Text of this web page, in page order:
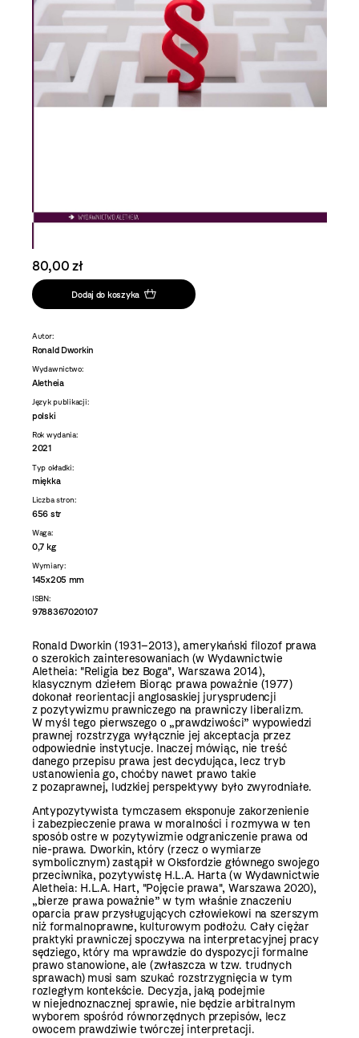
80,00 zł
Dodaj do koszyka
Autor:
Ronald Dworkin
Wydawnictwo:
Aletheia
Język publikacji:
polski
Rok wydania:
2021
Typ okładki:
miękka
Liczba stron:
656 str
Waga:
0,7 kg
Wymiary:
145x205 mm
ISBN:
9788367020107
Ronald Dworkin (1931–2013), amerykański filozof prawa
o szerokich zainteresowaniach (w Wydawnictwie
Aletheia: "Religia bez Boga", Warszawa 2014),
klasycznym dziełem Biorąc prawa poważnie (1977)
dokonał reorientacji anglosaskiej jurysprudencji
z pozytywizmu prawniczego na prawniczy liberalizm.
W myśl tego pierwszego o „prawdziwości” wypowiedzi
prawnej rozstrzyga wyłącznie jej akceptacja przez
odpowiednie instytucje. Inaczej mówiąc, nie treść
danego przepisu prawa jest decydująca, lecz tryb
ustanowienia go, choćby nawet prawo takie
z pozaprawnej, ludzkiej perspektywy było zwyrodniałe.
Antypozytywista tymczasem eksponuje zakorzenienie
i zabezpieczenie prawa w moralności i rozmywa w ten
sposób ostre w pozytywizmie odgraniczenie prawa od
nie-prawa. Dworkin, który (rzecz o wymiarze
symbolicznym) zastąpił w Oksfordzie głównego swojego
przeciwnika, pozytywistę H.L.A. Harta (w Wydawnictwie
Aletheia: H.L.A. Hart, "Pojęcie prawa", Warszawa 2020),
„bierze prawa poważnie” w tym właśnie znaczeniu
oparcia praw przysługujących człowiekowi na szerszym
niż formalnoprawne, kulturowym podłożu. Cały ciężar
praktyki prawniczej spoczywa na interpretacyjnej pracy
sędziego, który ma wprawdzie do dyspozycji formalne
prawo stanowione, ale (zwłaszcza w tzw. trudnych
sprawach) musi sam szukać rozstrzygnięcia w tym
rozległym kontekście. Decyzja, jaką podejmie
w niejednoznacznej sprawie, nie będzie arbitralnym
wyborem spośród równorzędnych przepisów, lecz
owocem prawdziwie twórczej interpretacji.